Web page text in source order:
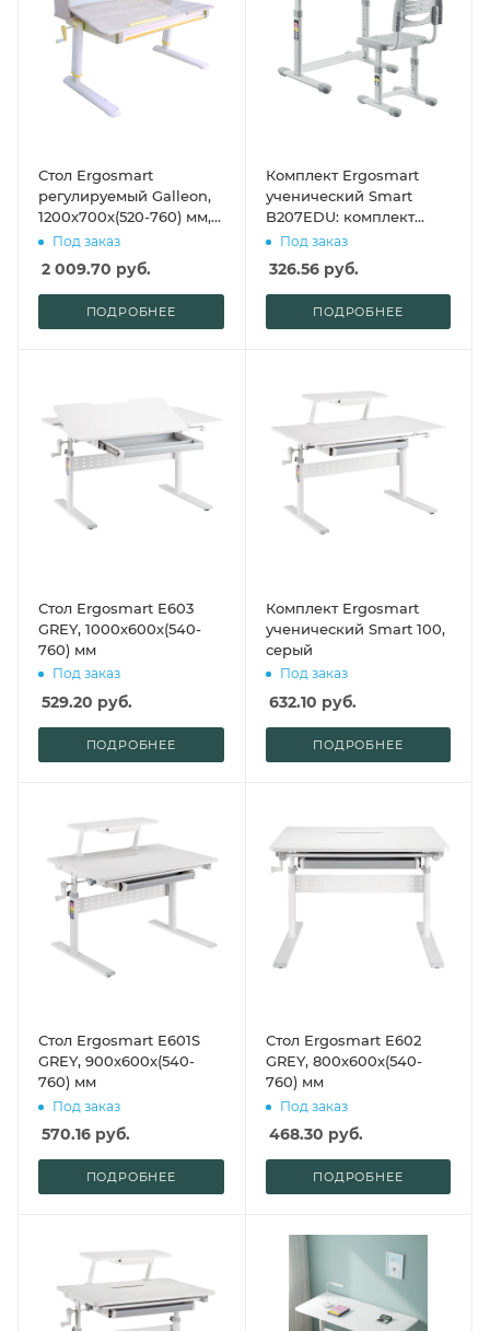
Стол Ergosmart
регулируемый Galleon,
1200х700х(520-760) мм,
гевея беленая, с
книжной полкой
Под заказ
2 009.70 руб.
ПОДРОБНЕЕ
Комплект Ergosmart
ученический Smart
B207EDU: комплект
мебели (парта и стул)
Под заказ
326.56руб.
ПОДРОБНЕЕ
Стол Ergosmart E603
GREY, 1000х600х(540-
760) мм
Под заказ
529.20 руб.
ПОДРОБНЕЕ
Комплект Ergosmart
ученический Smart 100,
серый
Под заказ
632.10 руб.
ПОДРОБНЕЕ
Стол Ergosmart E601S
GREY, 900х600х(540-
760) мм
Под заказ
570.16 руб.
ПОДРОБНЕЕ
Стол Ergosmart E602
GREY, 800х600х(540-
760) мм
Под заказ
468.30 руб.
ПОДРОБНЕЕ